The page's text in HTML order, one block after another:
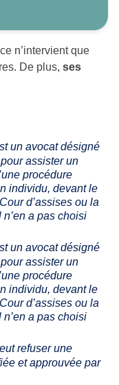
n’intervient que
De plus, ses
un avocat désigné
assister un
procédure
individu, devant le
d’assises ou la
a pas choisi
un avocat désigné
assister un
procédure
individu, devant le
d’assises ou la
a pas choisi
refuser une
et approuvée par